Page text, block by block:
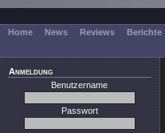
Home News Reviews Berichte
Anmeldung
Benutzername
Passwort